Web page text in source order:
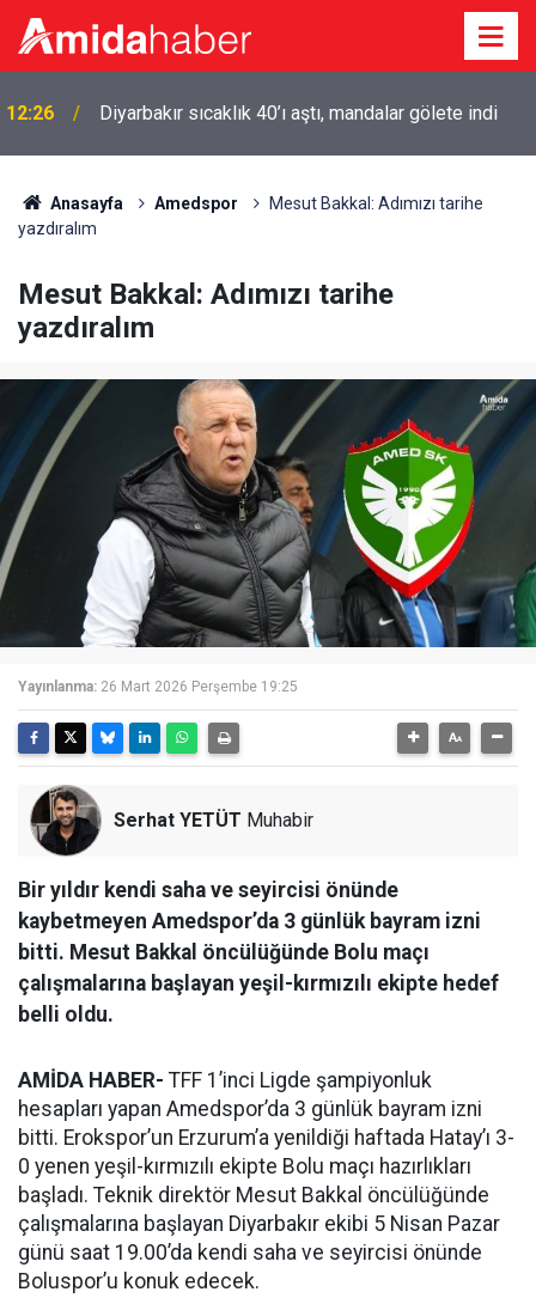
12:26
günü
Anasayfa Amedspor
Mesut Bakkal: Adımızı tarihe
yazdıralım
Mesut Bakkal: Adımızı tarihe
yazdıralım
Yayınlanma: 26 Mart 2026 Perşembe 19:25
Serhat YETÜT Muhabir
Bir yıldır kendi saha ve seyircisi önünde
kaybetmeyen Amedspor’da 3 günlük bayram izni
bitti. Mesut Bakkal öncülüğünde Bolu maçı
çalışmalarına başlayan yeşil-kırmızılı ekipte hedef
belli oldu.
AMİDA HABER- TFF 1’inci Ligde şampiyonluk
hesapları yapan Amedspor’da 3 günlük bayram izni
bitti. Erokspor’un Erzurum’a yenildiği haftada Hatay’ı 3-
0 yenen yeşil-kırmızılı ekipte Bolu maçı hazırlıkları
başladı. Teknik direktör Mesut Bakkal öncülüğünde
çalışmalarına başlayan Diyarbakır ekibi 5 Nisan Pazar
günü saat 19.00’da kendi saha ve seyircisi önünde
Boluspor’u konuk edecek.